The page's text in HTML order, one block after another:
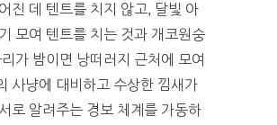
진 데 텐트를 치지 않고, 달빛 아
모여 텐트를 치는 것과 개코원숭
가 밤이면 낭떠러지 근처에 모여
사냥에 대비하고 수상한 낌새가
로 알려주는 경보 체계를 가동하